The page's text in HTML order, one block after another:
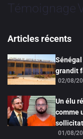
Témoignage
Articles récents
grandit
02/08/
Un élu
comme
01/08/